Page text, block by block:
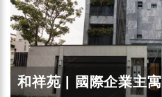
和祥苑 | 國際企業主